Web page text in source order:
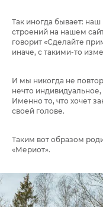
Так иногда бывает:
строений на нашем
говорит «Сделайте
иначе, с такими-то
И мы никогда не
нечто
Именно то, что хочет
своей голове.
Таким вот образом
«Мериот».